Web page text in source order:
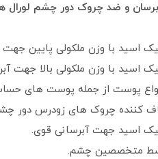
و ضد چروک دور چشم لورال
اسید با وزن ملکولی پایین
اسید با وزن ملکولی بالا جهت
پوست از جمله پوست های
کننده چروک های زودرس دور
اسید جهت آبرسانی قوی.
متخصصین چشم.